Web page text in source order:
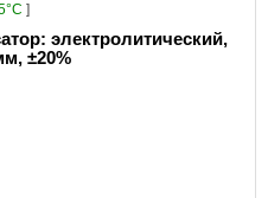
]
электролитический,
±20%